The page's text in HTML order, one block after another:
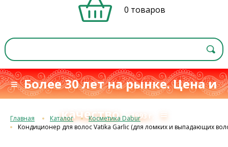
0 товаров
≡ Более 30 лет на рынке. Цена и
качествос 1993 г. ≡
Главная Каталог
Косметика Dabur
Кондиционер для волос Vatika Garlic (для ломких и выпадающих